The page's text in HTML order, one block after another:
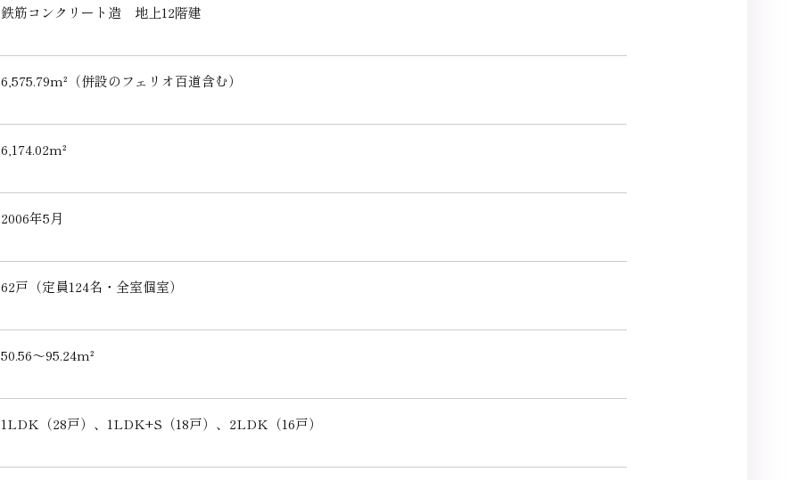
鉄筋コンクリート造 地上12階建
6,575.79m²（併設のフェリオ百道含む）
6,174.02m²
2006年5月
62戸（定員124名・全室個室）
50.56〜95.24m²
1LDK（28戸）、1LDK+S（18戸）、2LDK（16戸）